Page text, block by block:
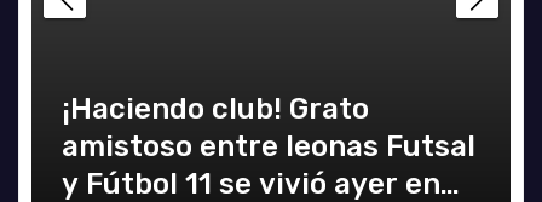
Decisiva fecha vivirá el
equipo Futsal en la final del
certamen